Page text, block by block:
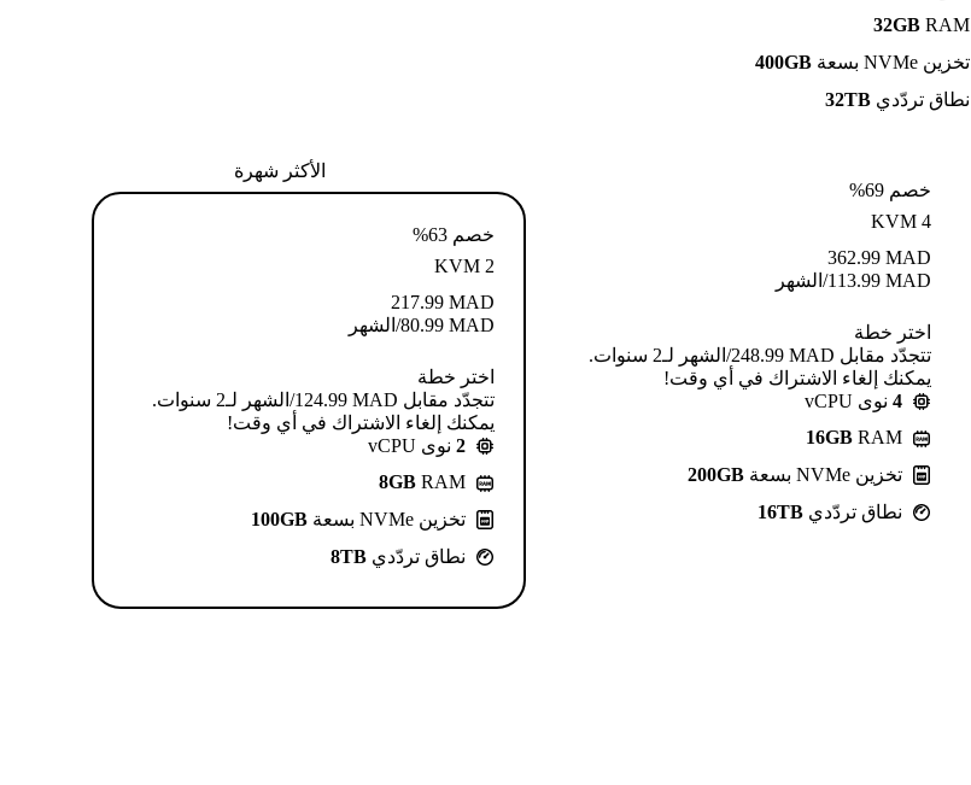
32GB RAM
تخزين NVMe بسعة
400GB
نطاق تردّدي 32TB
الأكثر شهرة
خصم 63%
KVM 2
MAD
217.99
MAD
80.99/الشهر
اختر خطة
تتجدّد مقابل MAD ⁦124.99⁩/الشهر لـ2 سنوات.
يمكنك إلغاء الاشتراك في أي وقت!
2 نوى vCPU
8GB RAM
تخزين NVMe بسعة
100GB
نطاق تردّدي 8TB
خصم 69%
KVM 4
MAD
362.99
MAD
113.99/الشهر
اختر خطة
تتجدّد مقابل MAD ⁦248.99⁩/الشهر لـ2 سنوات.
يمكنك إلغاء الاشتراك في أي وقت!
4 نوى vCPU
16GB RAM
تخزين NVMe بسعة
200GB
نطاق تردّدي 16TB